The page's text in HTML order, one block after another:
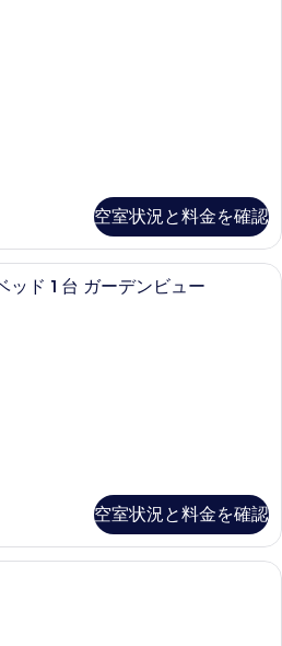
空室状況と料金を確認
デラックス ルーム キングベッド 1
ッド 1 台 ガーデンビュー
空室状況と料金を確認
スイート テラス (Gold) | 羽毛の掛け